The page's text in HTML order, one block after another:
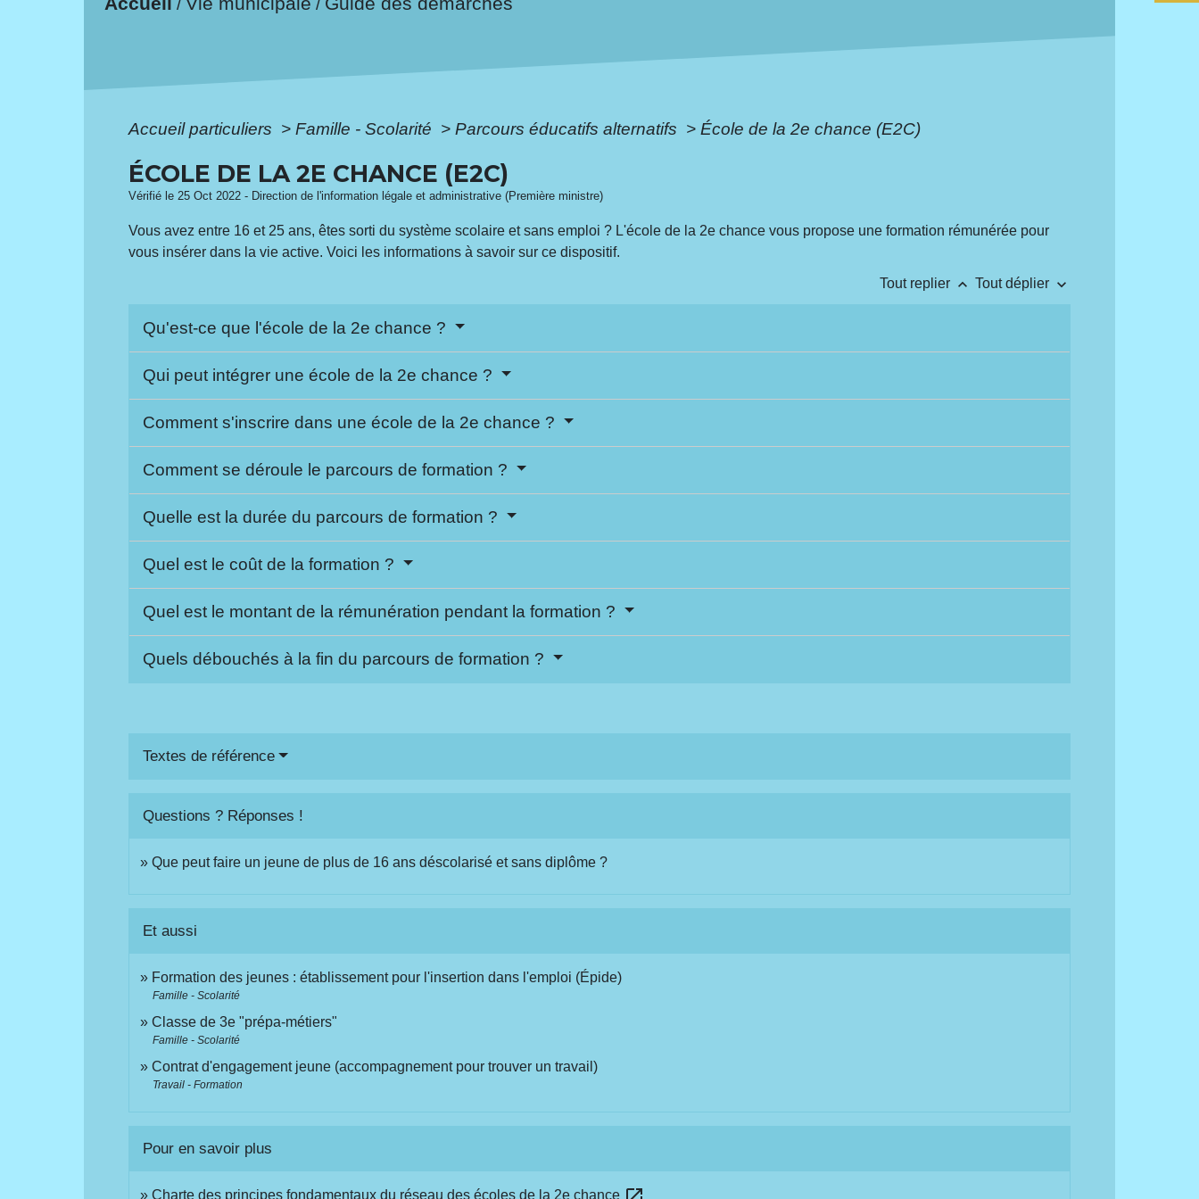
/ /
Accueil particuliers > Famille - Scolarité > Parcours éducatifs alternatifs > École de la 2e chance (E2C)
ÉCOLE DE LA 2E CHANCE (E2C)
Vérifié le 25 Oct 2022 - Direction de l'information légale et administrative (Première ministre)
Vous avez entre 16 et 25 ans, êtes sorti du système scolaire et sans emploi ? L'école de la 2e chance vous propose une formation rémunérée pour
vous insérer dans la vie active. Voici les informations à savoir sur ce dispositif.
Tout replier keyboard_arrow_up Tout déplier keyboard_arrow_down
Qu'est-ce que l'école de la 2e chance ?
Qui peut intégrer une école de la 2e chance ?
Comment s'inscrire dans une école de la 2e chance ?
Comment se déroule le parcours de formation ?
Quelle est la durée du parcours de formation ?
Quel est le coût de la formation ?
Quel est le montant de la rémunération pendant la formation ?
Quels débouchés à la fin du parcours de formation ?
Textes de référence
Questions ? Réponses !
Que peut faire un jeune de plus de 16 ans déscolarisé et sans diplôme ?
Et aussi
Formation des jeunes : établissement pour l'insertion dans l'emploi (Épide)
Famille - Scolarité
Classe de 3e "prépa-métiers"
Famille - Scolarité
Contrat d'engagement jeune (accompagnement pour trouver un travail)
Travail - Formation
Pour en savoir plus
Charte des principes fondamentaux du réseau des écoles de la 2e chance